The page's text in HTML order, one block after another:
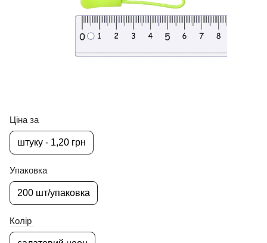
Ціна за
штуку - 1,20 грн
Упаковка
200 шт/упаковка
Колір